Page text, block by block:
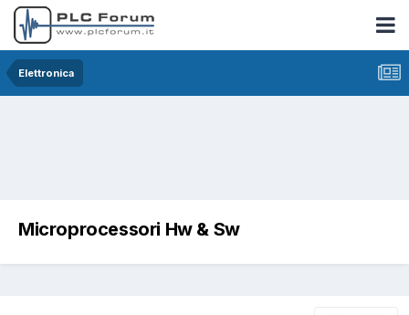
Elettronica
Microprocessori Hw & Sw